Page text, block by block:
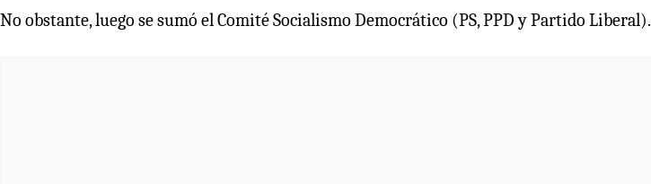
No obstante, luego se sumó el Comité Socialismo Democrático (PS, PPD y Partido Liberal).